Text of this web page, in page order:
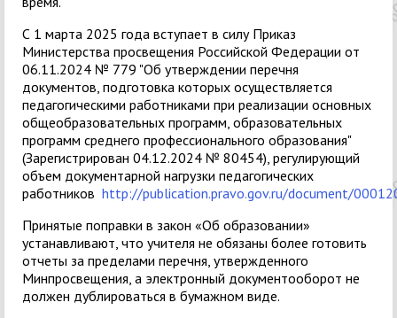
С 1 марта 2025 года вступает в силу Приказ
Министерства просвещения Российской Федерации от
06.11.2024 № 779 "Об утверждении перечня
документов, подготовка которых осуществляется
педагогическими работниками при реализации основных
общеобразовательных программ, образовательных
программ среднего профессионального образования"
(Зарегистрирован 04.12.2024 № 80454), регулирующий
объем документарной нагрузки педагогических
работников http://publication.pravo.gov.ru/document/
Принятые поправки в закон «Об образовании»
устанавливают, что учителя не обязаны более готовить
отчеты за пределами перечня, утвержденного
Минпросвещения, а электронный документооборот не
должен дублироваться в бумажном виде.